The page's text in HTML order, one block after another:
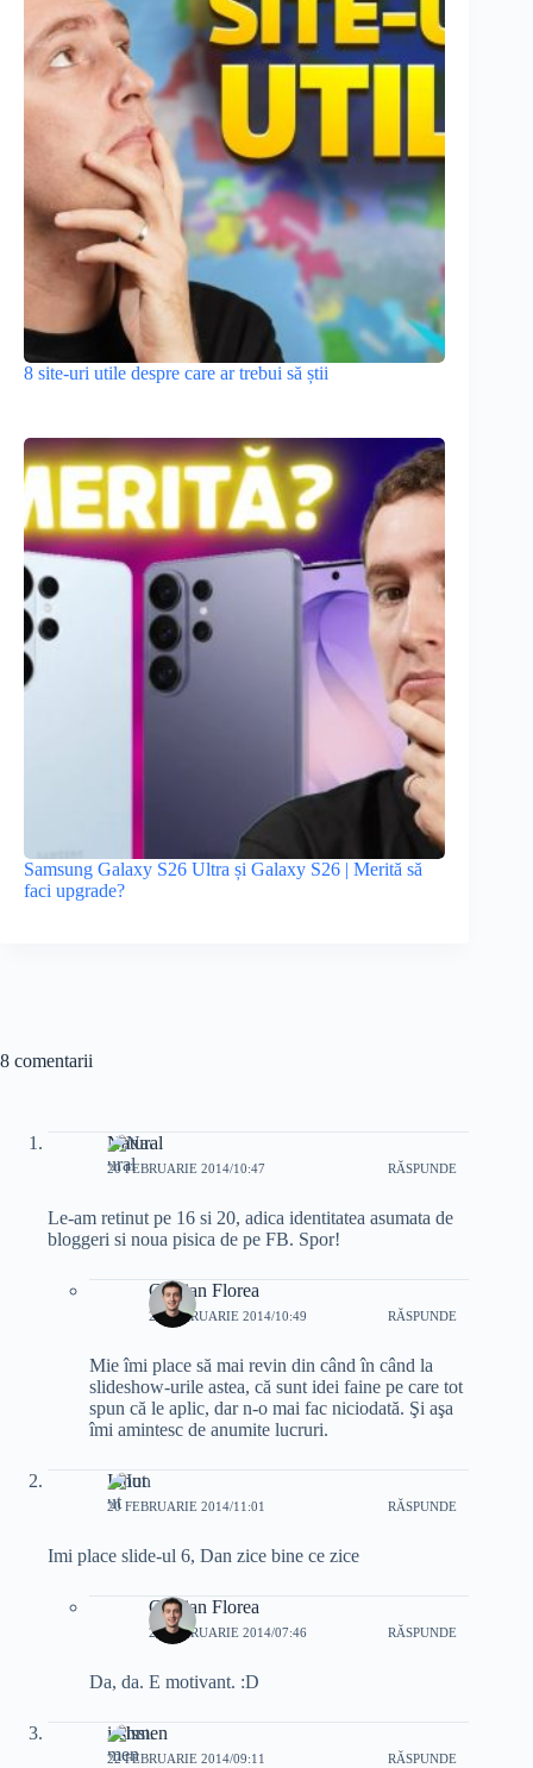
8 site-uri utile despre care ar trebui să știi
Samsung Galaxy S26 Ultra și Galaxy S26 | Merită să
faci upgrade?
8 comentarii
Natural
20 FEBRUARIE 2014/10:47 RĂSPUNDE
Le-am retinut pe 16 si 20, adica identitatea asumata de
bloggeri si noua pisica de pe FB. Spor!
Cristian Florea
20 FEBRUARIE 2014/10:49 RĂSPUNDE
Mie îmi place să mai revin din când în când la
slideshow-urile astea, că sunt idei faine pe care tot
spun că le aplic, dar n-o mai fac niciodată. Şi aşa
îmi amintesc de anumite lucruri.
Ionut
20 FEBRUARIE 2014/11:01 RĂSPUNDE
Imi place slide-ul 6, Dan zice bine ce zice
Cristian Florea
21 FEBRUARIE 2014/07:46 RĂSPUNDE
Da, da. E motivant. :D
isshmen
22 FEBRUARIE 2014/09:11 RĂSPUNDE